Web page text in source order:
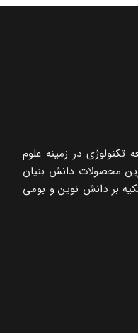
در زمینه علوم
محصولات دانش بنیان
‌بر دانش نوین و بومی